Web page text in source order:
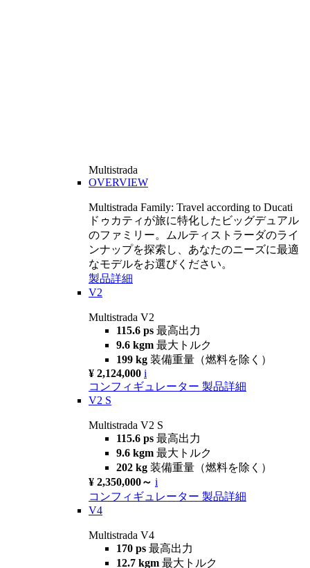
Multistrada
OVERVIEW
Multistrada Family: Travel according to Ducati
ドゥカティが旅に特化したビッグデュアル
のファミリー。ムルティストラーダのライ
ンナップを探索し、あなたのニーズに最適
なモデルをお選びください。
製品詳細
V2
Multistrada V2
115.6 ps 最高出力
9.6 kgm 最大トルク
199 kg 装備重量（燃料を除く）
¥ 2,124,000 i
コンフィギュレーター 製品詳細
V2 S
Multistrada V2 S
115.6 ps 最高出力
9.6 kgm 最大トルク
202 kg 装備重量（燃料を除く）
¥ 2,350,000～ i
コンフィギュレーター 製品詳細
V4
Multistrada V4
170 ps 最高出力
12.7 kgm 最大トルク